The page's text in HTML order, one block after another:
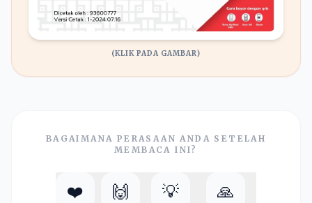
(KLIK PADA GAMBAR)
BAGAIMANA PERASAAN ANDA SETELAH
MEMBACA INI?
❤️ 🙌 💡 🙏